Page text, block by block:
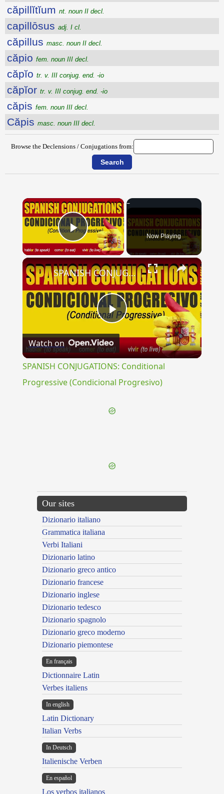
căpillĭtĭum nt. noun II decl.
capillōsus adj. I cl.
căpillus masc. noun II decl.
căpio fem. noun III decl.
căpĭo tr. v. III conjug. end. -io
căpĭor tr. v. III conjug. end. -io
căpis fem. noun III decl.
Căpis masc. noun III decl.
Browse the Declensions / Conjugations from:
×
Play Video Now Playing
×
Play
Video
SPANISH CONJUGATIONS: Conditional Progressive (Condicional Progresivo)
Watch on
SPANISH CONJUGATIONS: Conditional
Progressive (Condicional Progresivo)
Our sites
Dizionario italiano
Grammatica italiana
Verbi Italiani
Dizionario latino
Dizionario greco antico
Dizionario francese
Dizionario inglese
Dizionario tedesco
Dizionario spagnolo
Dizionario greco moderno
Dizionario piemontese
En français
Dictionnaire Latin
Verbes italiens
In english
Latin Dictionary
Italian Verbs
In Deutsch
Italienische Verben
En español
Los verbos italianos